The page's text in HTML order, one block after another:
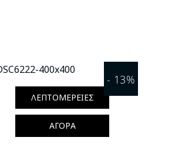
- 13%
ΛΕΠΤΟΜΈΡΕΙΕΣ
ΑΓΟΡΆ